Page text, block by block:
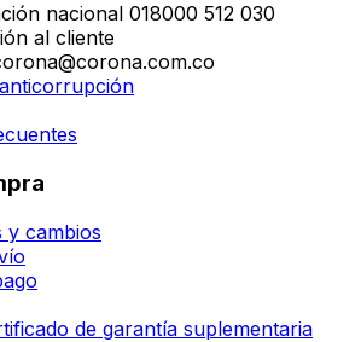
nacional 018000 512 030
al cliente
y cambios
de garantía suplementaria